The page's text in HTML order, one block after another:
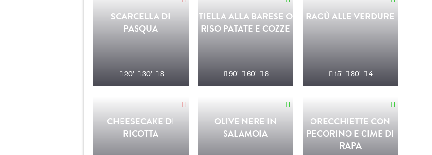
SCARCELLA DI
PASQUA
20' 30' 8
TIELLA ALLA BARESE O
RISO PATATE E COZZE
90' 60' 8
RAGÙ ALLE VERDURE
15' 30' 4
CHEESECAKE DI
RICOTTA
OLIVE NERE IN
SALAMOIA
ORECCHIETTE CON
PECORINO E CIME DI
RAPA